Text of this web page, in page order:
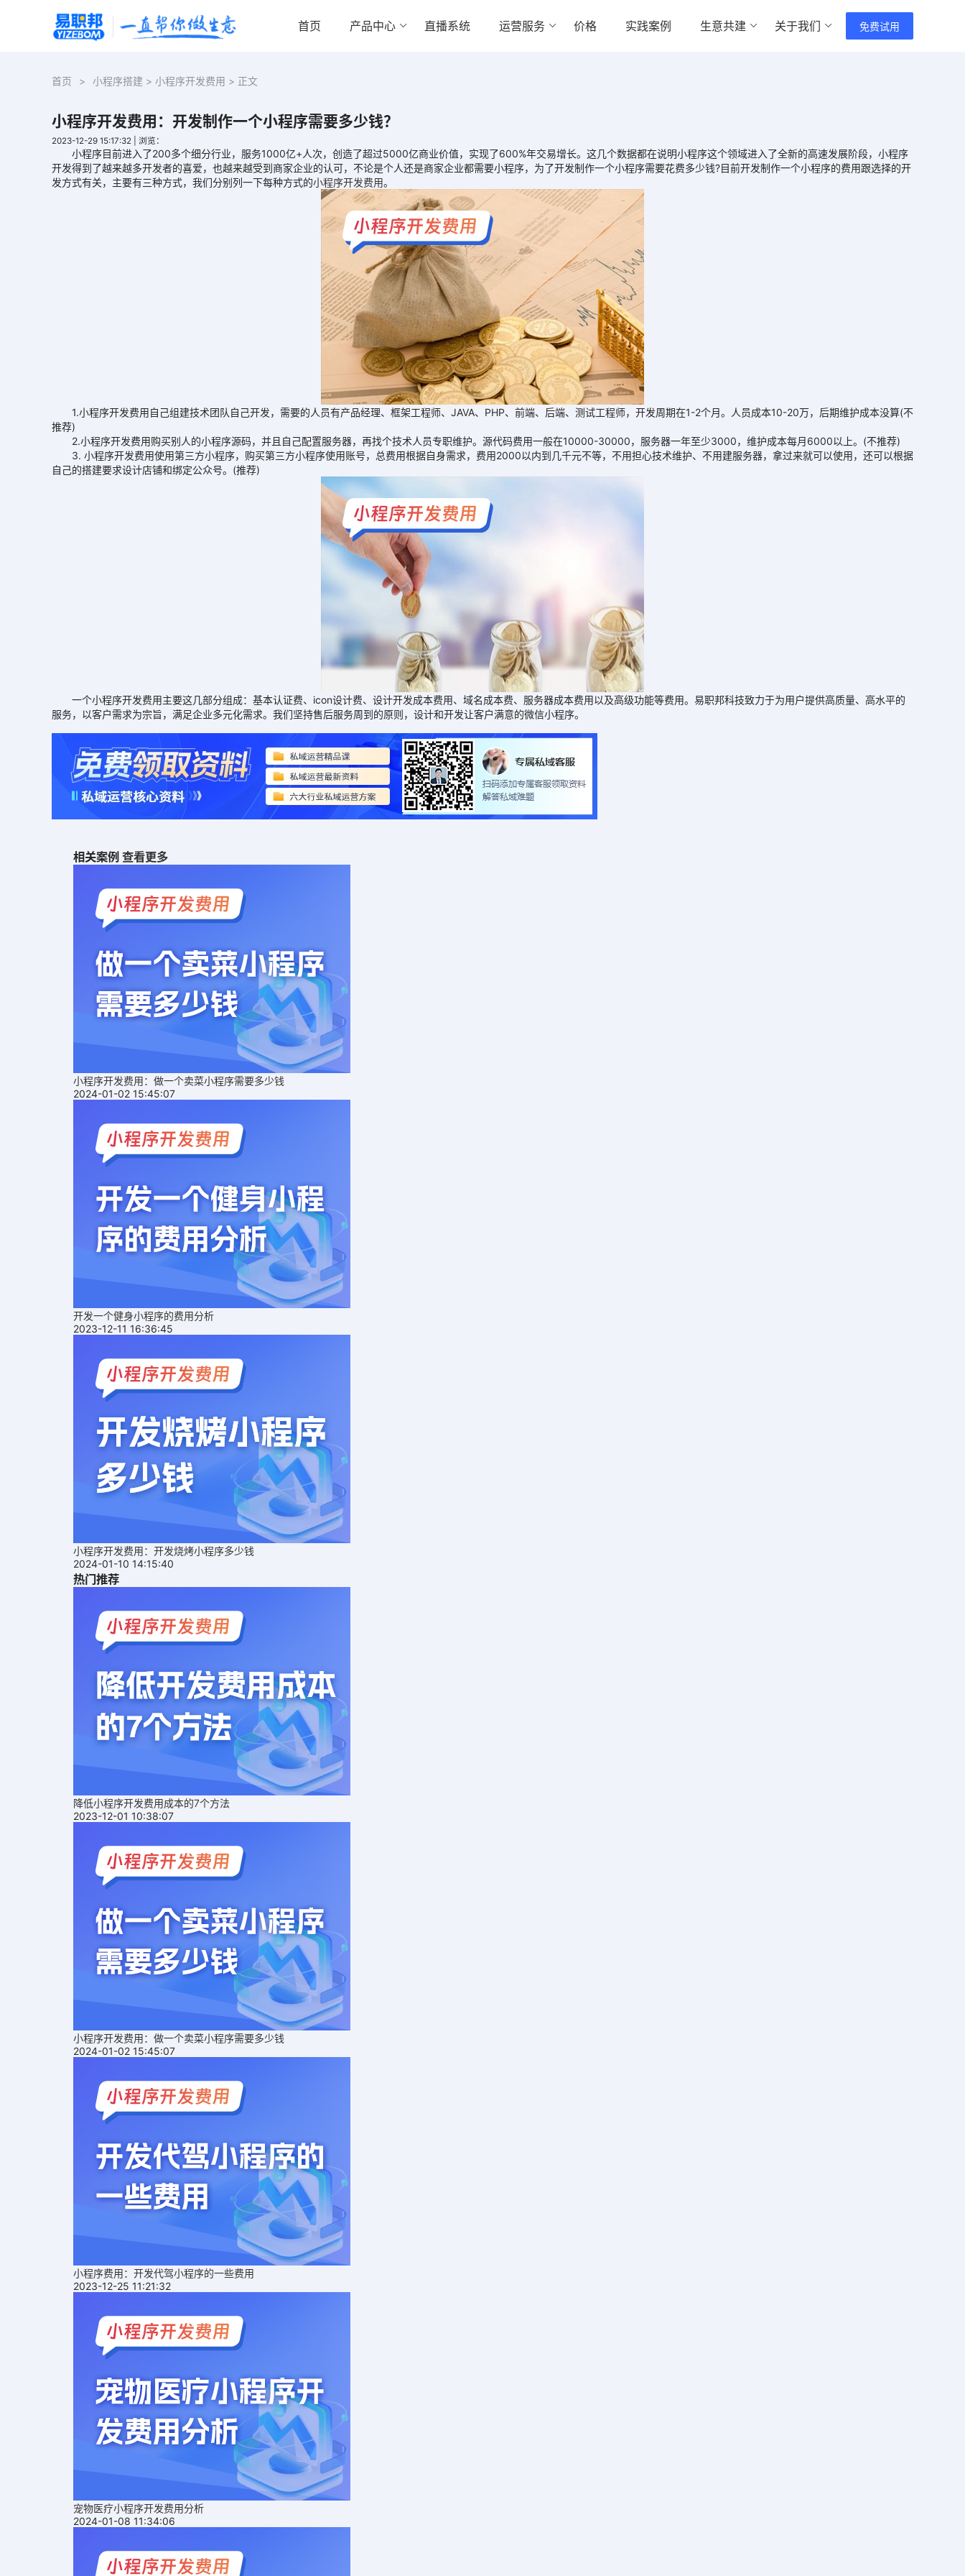
首页 产品中心 直播系统 运营服务 价格 实践案例 生意共建 关于我们 免费试用
首页 > 小程序搭建 > 小程序开发费用 > 正文
小程序开发费用：开发制作一个小程序需要多少钱？
2023-12-29 15:17:32 浏览：
小程序目前进入了200多个细分行业，服务1000亿+人次，创造了超过5000亿商业价值，实现了600%年交易增长。这几个数据都在说明小程序这个领域进入了全新的高速发展阶段，小程序
开发得到了越来越多开发者的喜爱，也越来越受到商家企业的认可，不论是个人还是商家企业都需要小程序，为了开发制作一个小程序需要花费多少钱?目前开发制作一个小程序的费用跟选择的开
发方式有关，主要有三种方式，我们分别列一下每种方式的小程序开发费用。
1.小程序开发费用自己组建技术团队自己开发，需要的人员有产品经理、框架工程师、JAVA、PHP、前端、后端、测试工程师，开发周期在1-2个月。人员成本10-20万，后期维护成本没算(不
推荐)
2.小程序开发费用购买别人的小程序源码，并且自己配置服务器，再找个技术人员专职维护。源代码费用一般在10000-30000，服务器一年至少3000，维护成本每月6000以上。(不推荐)
3. 小程序开发费用使用第三方小程序，购买第三方小程序使用账号，总费用根据自身需求，费用2000以内到几千元不等，不用担心技术维护、不用建服务器，拿过来就可以使用，还可以根据
自己的搭建要求设计店铺和绑定公众号。(推荐)
一个小程序开发费用主要这几部分组成：基本认证费、icon设计费、设计开发成本费用、域名成本费、服务器成本费用以及高级功能等费用。易职邦科技致力于为用户提供高质量、高水平的
服务，以客户需求为宗旨，满足企业多元化需求。我们坚持售后服务周到的原则，设计和开发让客户满意的微信小程序。
相关案例 查看更多
小程序开发费用：做一个卖菜小程序需要多少钱
2024-01-02 15:45:07
开发一个健身小程序的费用分析
2023-12-11 16:36:45
小程序开发费用：开发烧烤小程序多少钱
2024-01-10 14:15:40
热门推荐
降低小程序开发费用成本的7个方法
2023-12-01 10:38:07
小程序开发费用：做一个卖菜小程序需要多少钱
2024-01-02 15:45:07
小程序费用：开发代驾小程序的一些费用
2023-12-25 11:21:32
宠物医疗小程序开发费用分析
2024-01-08 11:34:06